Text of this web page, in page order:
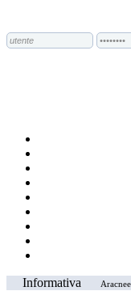
Informativa